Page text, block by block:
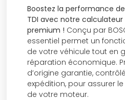
Boostez la performance
TDI avec notre
premium ! Conçu par
essentiel permet un
de votre véhicule tout en
réparation économique.
d’origine garantie,
expédition, pour assurer
de votre moteur.